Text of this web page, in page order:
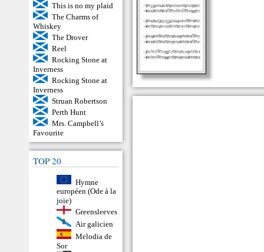
This is no my plaid
The Charms of
Whiskey
The Drover
Reel
Rocking Stone at
Inverness
Rocking Stone at
Inverness
Struan Robertson
Perth Hunt
Mrs. Campbell’s
Favourite
TOP 20
Hymne
européen (Ode à la
joie)
Greensleeves
Air galicien
Melodia de
Sor